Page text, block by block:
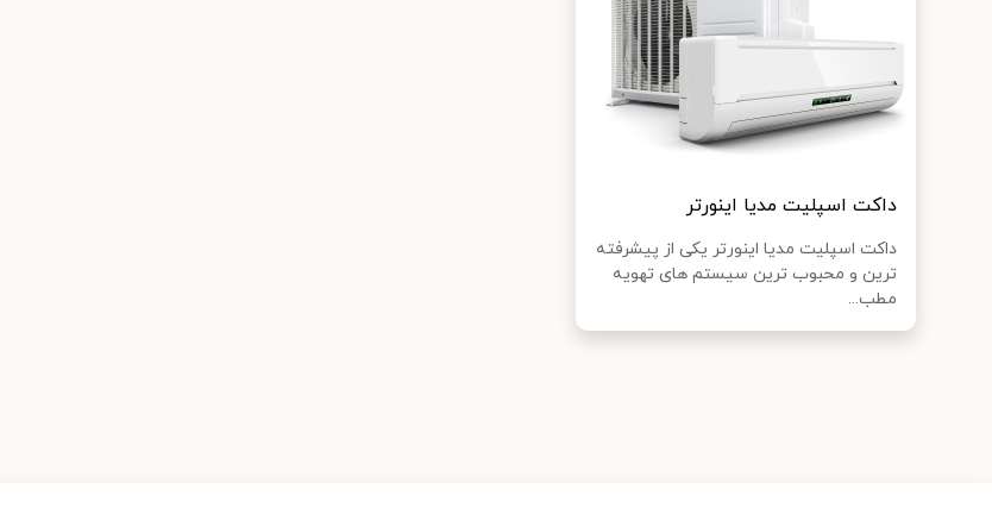
داکت اسپلیت مدیا اینورتر
داکت اسپلیت مدیا اینورتر یکی از پیشرفته
‌ترین و محبوب ‌ترین سیستم‌ های تهویه
مطب...